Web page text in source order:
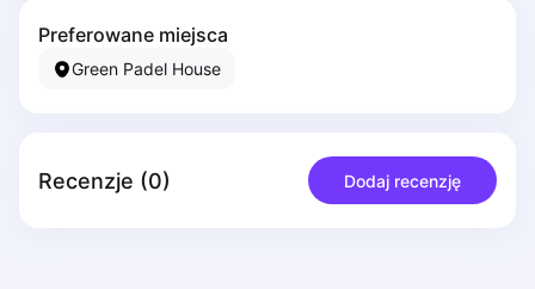
Torun
Trabki Wielkie
Wroclaw
Preferowane miejsca
Green Padel House
Recenzje (0) Dodaj recenzję